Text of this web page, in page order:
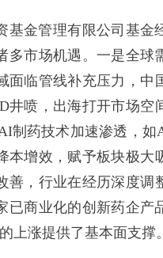
金管理有限公司基金
市场机遇。一是全球
面临管线补充压力，中
井喷，出海打开市场空
制药技术加速渗透，如
本增效，赋予板块极大
，行业在经历深度调
已商业化的创新药企产
上涨提供了基本面支撑。